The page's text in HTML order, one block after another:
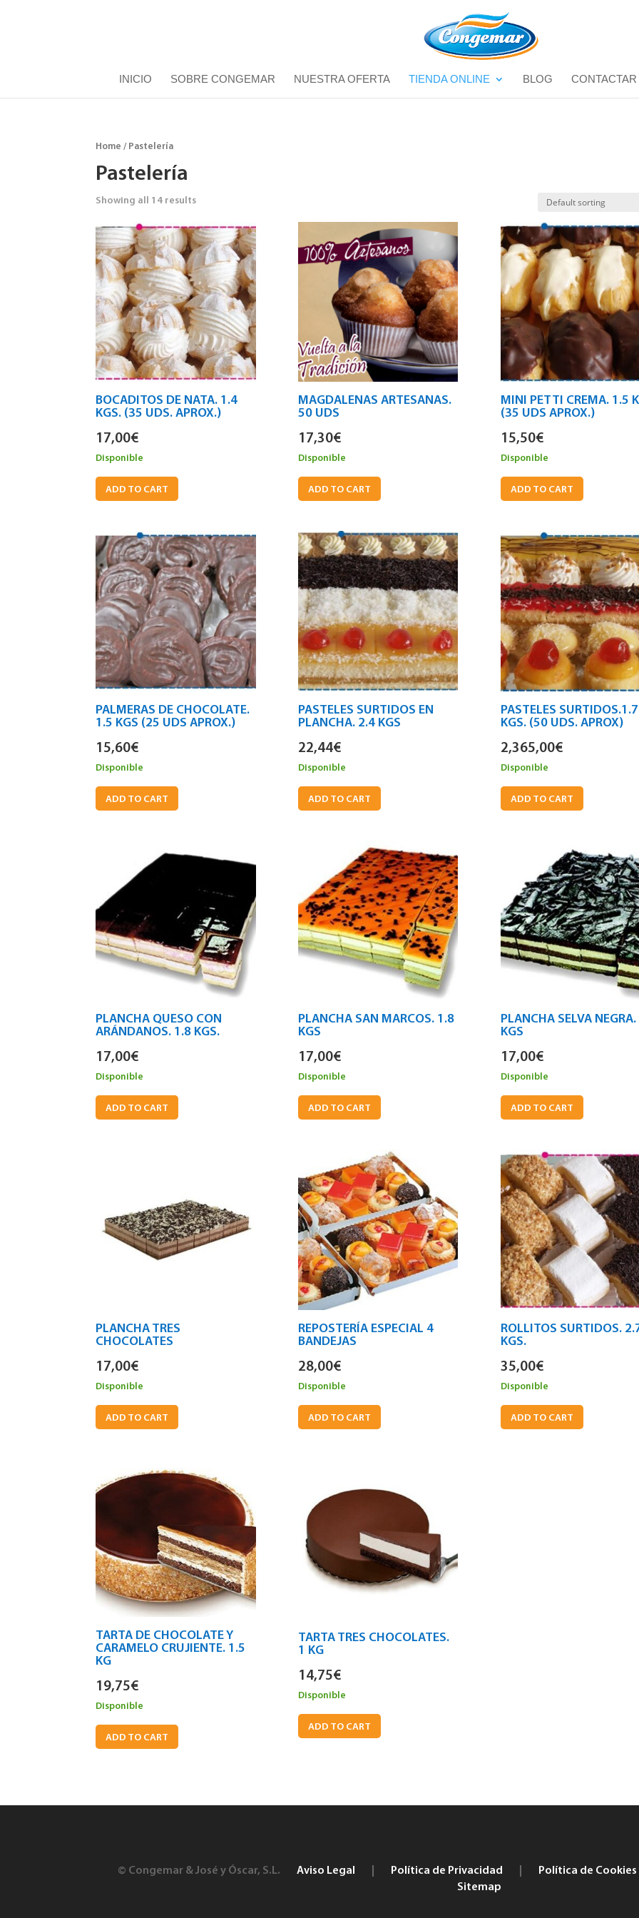
INICIO SOBRE CONGEMAR NUESTRA OFERTA TIENDA ONLINE BLOG CONTACTAR
Home / Pastelería
Pastelería
Showing all 14 results
BOCADITOS DE NATA. 1.4
KGS. (35 UDS. APROX.)
17,00€
Disponible
ADD TO CART
MAGDALENAS ARTESANAS.
50 UDS
17,30€
Disponible
ADD TO CART
MINI PETTI CREMA. 1.5
(35 UDS APROX.)
15,50€
Disponible
ADD TO CART
PALMERAS DE CHOCOLATE.
1.5 KGS (25 UDS APROX.)
15,60€
Disponible
ADD TO CART
PASTELES SURTIDOS EN
PLANCHA. 2.4 KGS
22,44€
Disponible
ADD TO CART
PASTELES SURTIDOS.1.7
KGS. (50 UDS. APROX)
2,365,00€
Disponible
ADD TO CART
PLANCHA QUESO CON
ARÁNDANOS. 1.8 KGS.
17,00€
Disponible
ADD TO CART
PLANCHA SAN MARCOS. 1.8
KGS
17,00€
Disponible
ADD TO CART
PLANCHA SELVA
KGS
17,00€
Disponible
ADD TO CART
PLANCHA TRES
CHOCOLATES
17,00€
Disponible
ADD TO CART
REPOSTERÍA ESPECIAL 4
BANDEJAS
28,00€
Disponible
ADD TO CART
ROLLITOS SURTIDOS.
KGS.
35,00€
Disponible
ADD TO CART
TARTA DE CHOCOLATE Y
CARAMELO CRUJIENTE. 1.5
KG
19,75€
Disponible
ADD TO CART
TARTA TRES CHOCOLATES.
1 KG
14,75€
Disponible
ADD TO CART
© Congemar & José y Óscar, S.L. Aviso Legal Política de Privacidad
Política de Cookies
Sitemap